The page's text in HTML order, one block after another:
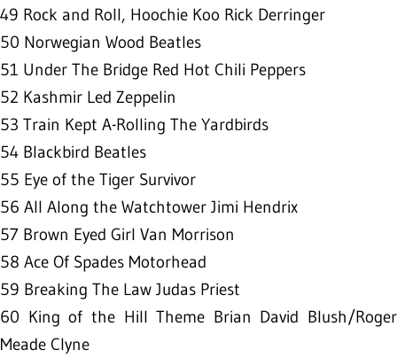
49 Rock and Roll, Hoochie Koo Rick Derringer
50 Norwegian Wood Beatles
51 Under The Bridge Red Hot Chili Peppers
52 Kashmir Led Zeppelin
53 Train Kept A-Rolling The Yardbirds
54 Blackbird Beatles
55 Eye of the Tiger Survivor
56 All Along the Watchtower Jimi Hendrix
57 Brown Eyed Girl Van Morrison
58 Ace Of Spades Motorhead
59 Breaking The Law Judas Priest
60 King of the Hill Theme Brian David Blush/Roger
Meade Clyne